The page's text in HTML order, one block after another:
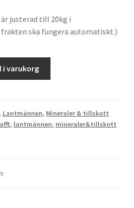
justerad till 20kg i
ska fungera automatiskt.)
i varukorg
Lantmännen, Mineraler & tillskott
, lantmännen, mineraler&tillskott